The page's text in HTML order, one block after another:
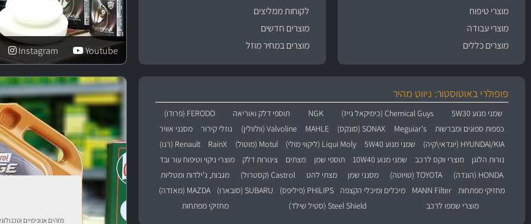
מזהים אנונימיים
מוצרי טיפוח
מוצרי עבודה
מוצרים כללים
לקוחות ממליצים
מוצרים חדשים
מוצרים במחיר מוזל
Youtube
Instagram
פופולרי באוטוסטור: ניווט מהיר
שמני מנוע 5W30 Chemical Guys (כימיקאל גייז) NGK תוספי דלק ואוריאה
FERODO (פרודו)
כפפות ספוגים ומברשות
Meguiar's SONAX (סונקס) MAHLE Valvoline (וולוולין) נוזלי קירור
מסנני אוויר
HYUNDAI/KIA (יונדאי\קיה)
שמני מנוע 5W40 Liqui Moly (ליקווי מולי) Motul (מוטול) RainX
Renault (רנו)
נורות הלוגן
מוצרי ווקס לרכב שמני מנוע 10W40 תוספי שמן מצתים צינורות דלק
מוצרי ניקוי וטיפוח עור ובד
HONDA (הונדה)
TOYOTA (טויוטה) מסנני שמן מצתי להט Castrol (קסטרול)
מגבות, ג'ילדות ומטליות
מחזיקי מפתחות
MANN Filter מיכלים ומיכלי הקצפה PHILIPS (פיליפס) SUBARU (סובארו)
MAZDA (מאזדה)
מוצרי שמפו לרכב
Steel Shield (סטיל שילד) מחזיקי מפתחות